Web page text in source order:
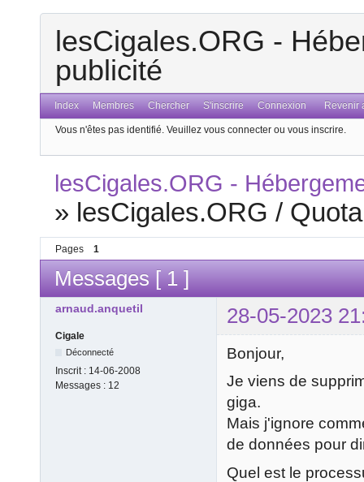
lesCigales.ORG -
publicité
Index Membres Chercher S'inscrire Connexion Revenir
Vous n'êtes pas identifié. Veuillez vous connecter ou vous inscrire.
lesCigales.ORG -
» lesCigales.ORG /
Pages 1
Messages [ 1 ]
arnaud.anquetil 28-05-2023
Cigale
Déconnecté
Inscrit : 14-06-2008
Messages : 12
Bonjour,
Je viens de
giga.
Mais j'ignore
de données pour
Quel est le